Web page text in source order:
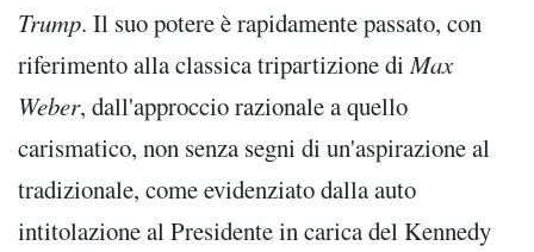
Trump. Il suo potere è rapidamente passato, con
riferimento alla classica tripartizione diMax
Weber, dall'approccio razionale a quello
carismatico, non senza segni di un'aspirazione al
tradizionale, come evidenziato dalla auto
intitolazione al Presidente in carica del Kennedy